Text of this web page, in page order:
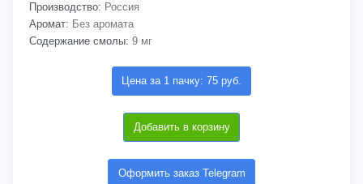
Производство: Россия
Аромат: Без аромата
Содержание смолы: 9 мг
Цена за 1 пачку: 75 руб.
Добавить в корзину
Оформить заказ Telegram